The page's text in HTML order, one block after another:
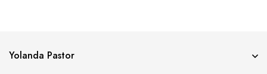
Yolanda Pastor